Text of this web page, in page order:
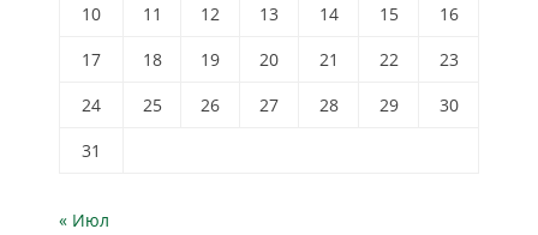
10
11 12 13 14 15
16
17
18 19 20 21 22
23
24
25 26 27 28 29
30
31
« Июл